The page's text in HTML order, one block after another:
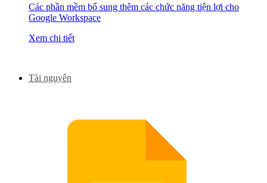
Các phần mềm bổ sung thêm các chức năng tiện lợi cho
Google Workspace
Xem chi tiết
Tài nguyên